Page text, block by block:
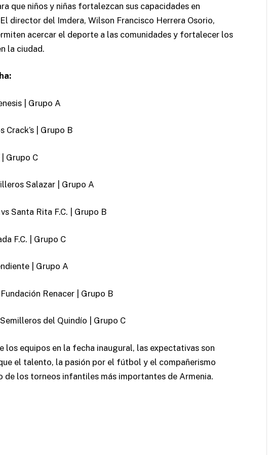
que niños y niñas fortalezcan sus capacidades en
director del Imdera, Wilson Francisco Herrera Osorio,
acercar el deporte a las comunidades y fortalecer los
la ciudad.
| Grupo A
Crack’s | Grupo B
Grupo C
Salazar | Grupo A
Santa Rita F.C. | Grupo B
F.C. | Grupo C
| Grupo A
Renacer | Grupo B
del Quindío | Grupo C
los equipos en la fecha inaugural, las expectativas son
el talento, la pasión por el fútbol y el compañerismo
de los torneos infantiles más importantes de Armenia.